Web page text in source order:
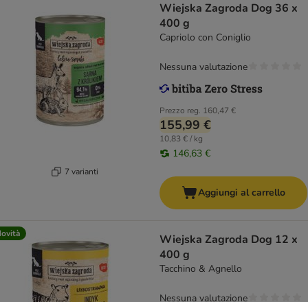
7 varianti
Wiejska Zagroda Dog 36 x
400 g
Capriolo con Coniglio
Prezzo reg. 160,47 €
155,99 €
10,83 € / kg
146,63 €
Nessuna valutazione
Aggiungi al carrello
Wiejska Zagroda Dog 12 x
400 g
Tacchino & Agnello
Nessuna valutazione